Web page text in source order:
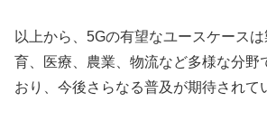
以上から、5Gの有望なユースケース
育、医療、農業、物流など多様な分野
おり、今後さらなる普及が期待されて